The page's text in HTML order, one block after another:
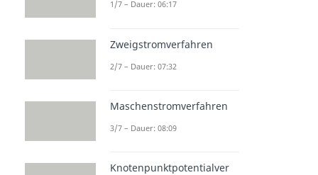
1/7 – Dauer: 06:17
Zweigstromverfahren
2/7 – Dauer: 07:32
Maschenstromverfahren
3/7 – Dauer: 08:09
Knotenpunktpotentialver